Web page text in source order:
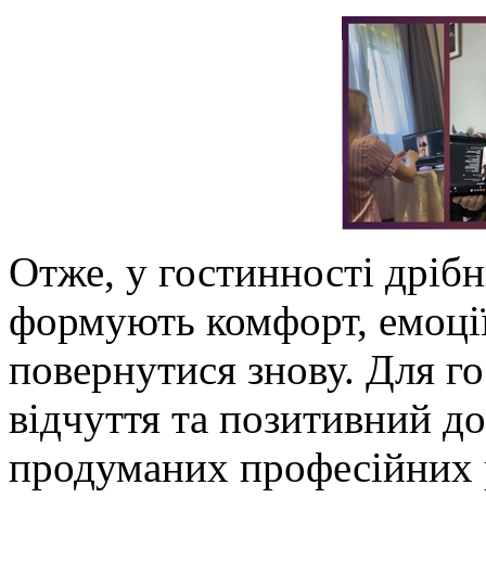
Отже, у гостинності
формують комфорт,
повернутися знову. Для
відчуття та позитивний
продуманих професійних